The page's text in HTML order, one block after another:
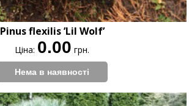
Pinus flexilis ’Lil Wolf’
Ціна: 0.00 грн.